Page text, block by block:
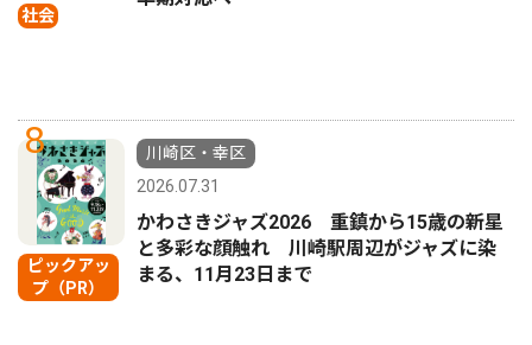
社会
8
ピックアッ
プ（PR）
川崎区・幸区
2026.07.31
かわさきジャズ2026 重鎮から15歳の新星
と多彩な顔触れ 川崎駅周辺がジャズに染
まる、11月23日まで